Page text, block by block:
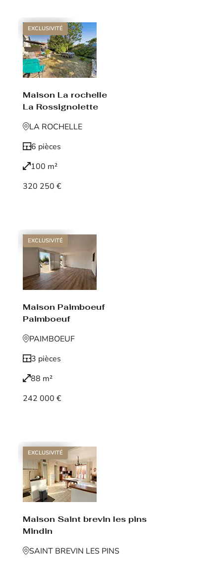
EXCLUSIVITÉ
Maison La rochelle
La Rossignolette
LA ROCHELLE
6 pièces
100 m²
320 250 €
EXCLUSIVITÉ
Maison Paimboeuf
Paimboeuf
PAIMBOEUF
3 pièces
88 m²
242 000 €
EXCLUSIVITÉ
Maison Saint brevin les pins
Mindin
SAINT BREVIN LES PINS